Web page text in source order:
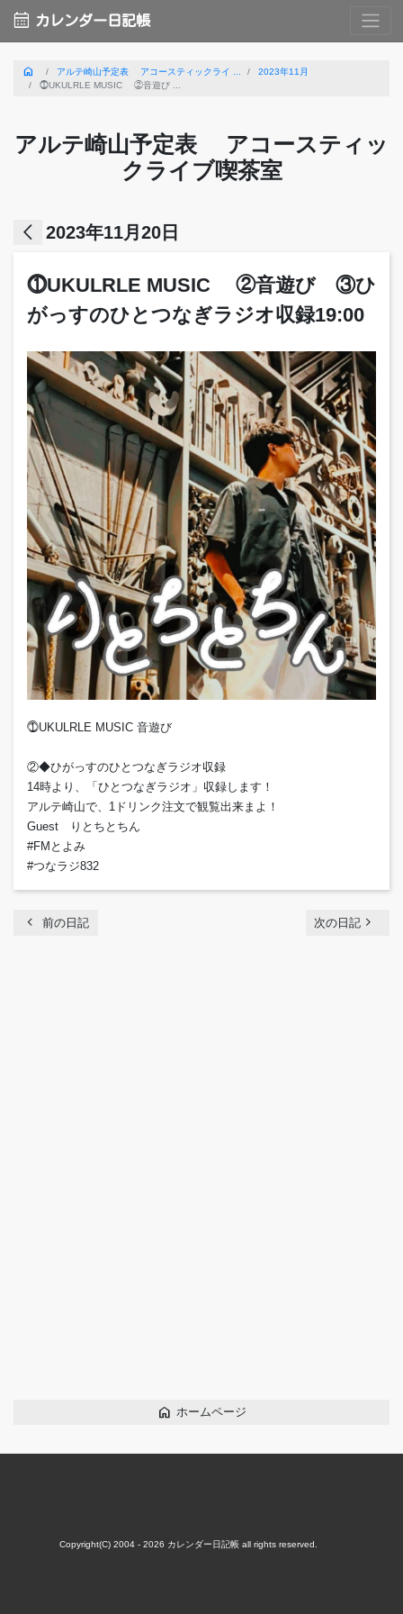
calendar_month カレンダー日記帳
home アルテ崎山予定表 アコースティックライ ...
2023年11月
⓵UKULRLE MUSIC ②音遊び ...
アルテ崎山予定表 アコースティッ
クライブ喫茶室
arrow_back_ios 2023年11月20日
⓵UKULRLE MUSIC ②音遊び ③ひ
がっすのひとつなぎラジオ収録19:00
⓵UKULRLE MUSIC 音遊び
②◆ひがっすのひとつなぎラジオ収録
14時より、「ひとつなぎラジオ」収録します！
アルテ崎山で、1ドリンク注文で観覧出来まよ！
Guest りとちとちん
#FMとよみ
#つなラジ832
chevron_left 前の日記 次の日記 navigate_next
home ホームページ
Copyright(C) 2004 - 2026 カレンダー日記帳all rights reserved.